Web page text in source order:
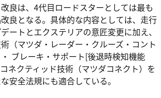
良は、4代目ロードスターとしては最も
良となる。具体的な内容としては、走行
ートとエクステリアの意匠変更に加え、
（マツダ・レーダー・クルーズ・コント
ブレーキ・サポート[後退時検知機能
コネクティッド技術（マツダコネクト）を
安全法規にも適合している。